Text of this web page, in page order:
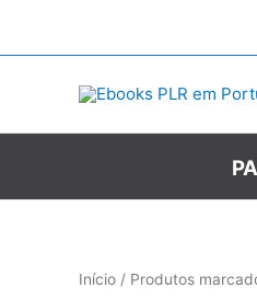
Início / Produtos